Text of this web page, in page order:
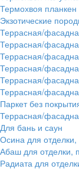
Термохвоя
Экзотические
Террасная/
Террасная/
Террасная/
Террасная/
Террасная/
Террасная/
Паркет без
Террасная/
Для бань и саун
Осина для
Абаш для отделки,
Радиата для